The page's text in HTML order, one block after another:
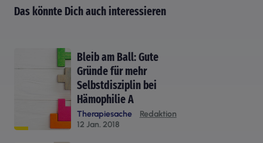
Das könnte Dich auch interessieren
Bleib am Ball: Gute
Gründe für mehr
Selbstdisziplin bei
Hämophilie A
Therapiesache
Redaktion
12 Jan. 2018